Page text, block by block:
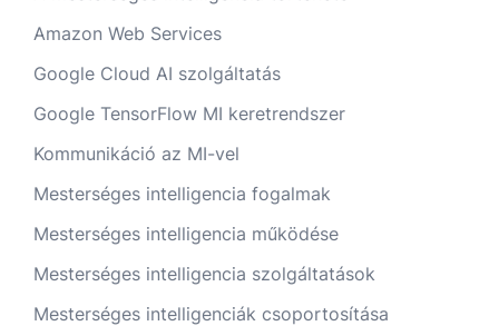
Amazon Web Services
Google Cloud AI szolgáltatás
Google TensorFlow MI keretrendszer
Kommunikáció az MI-vel
Mesterséges intelligencia fogalmak
Mesterséges intelligencia működése
Mesterséges intelligencia szolgáltatások
Mesterséges intelligenciák csoportosítása